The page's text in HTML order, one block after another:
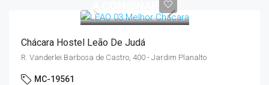
Chácara Hostel Leão De Judá
R. Vanderlei Barbosa de Castro, 400 - Jardim Planalto
MC-19561